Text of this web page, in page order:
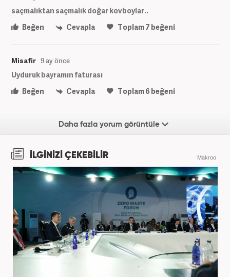
saçmalıktan saçmalık doğar kovboylar..
Beğen
Cevapla Toplam7 beğeni
Misafir 9 ay önce
Uyduruk bayramın faturası
Beğen
Cevapla Toplam6 beğeni
Daha fazla yorum görüntüle
İLGİNİZİ ÇEKEBİLİR Makroo